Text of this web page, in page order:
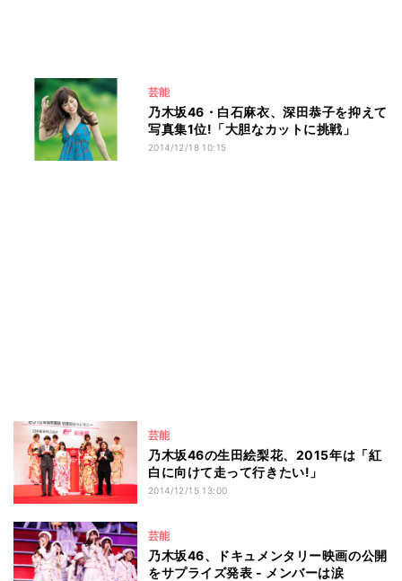
芸能
乃木坂46・白石麻衣、深田恭子を抑えて
写真集1位!「大胆なカットに挑戦」
2014/12/18 10:15
芸能
乃木坂46の生田絵梨花、2015年は「紅
白に向けて走って行きたい!」
2014/12/15 13:00
芸能
乃木坂46、ドキュメンタリー映画の公開
をサプライズ発表 - メンバーは涙